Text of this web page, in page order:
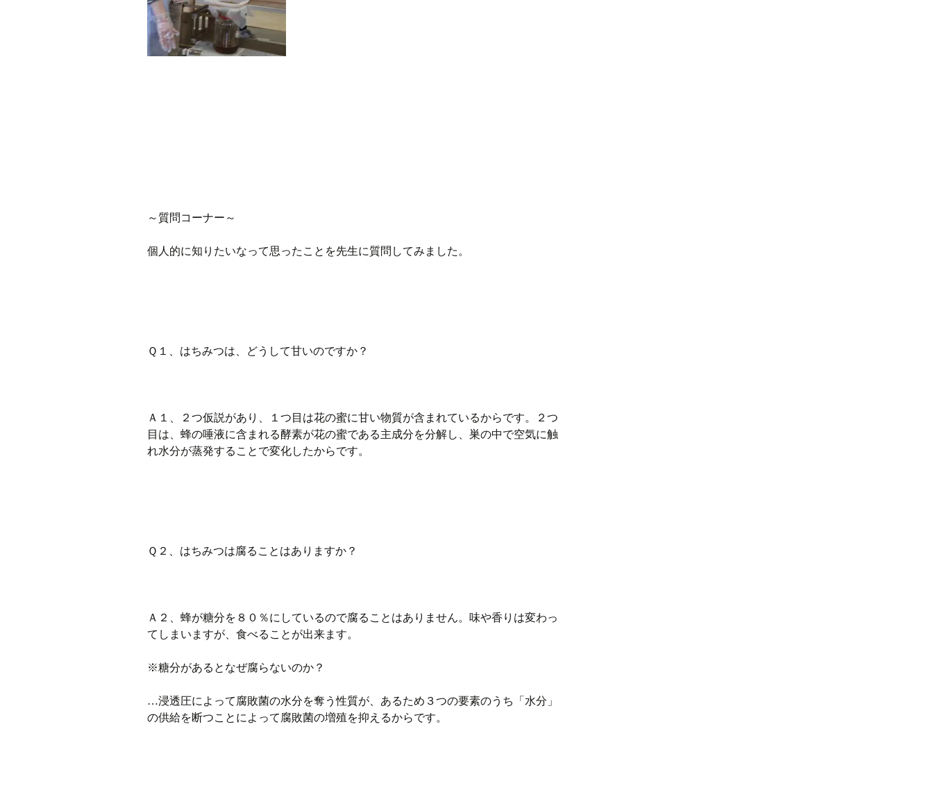
～質問コーナー～
個人的に知りたいなって思ったことを先生に質問してみました。
Ｑ１、はちみつは、どうして甘いのですか？
Ａ１、２つ仮説があり、１つ目は花の蜜に甘い物質が含まれているからです。２つ
目は、蜂の唾液に含まれる酵素が花の蜜である主成分を分解し、巣の中で空気に触
れ水分が蒸発することで変化したからです。
Ｑ２、はちみつは腐ることはありますか？
Ａ２、蜂が糖分を８０％にしているので腐ることはありません。味や香りは変わっ
てしまいますが、食べることが出来ます。
※糖分があるとなぜ腐らないのか？
…浸透圧によって腐敗菌の水分を奪う性質が、あるため３つの要素のうち「水分」
の供給を断つことによって腐敗菌の増殖を抑えるからです。